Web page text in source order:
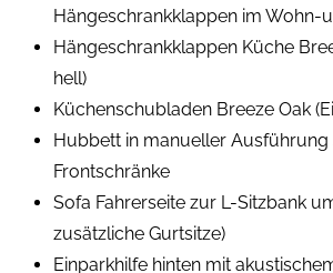
Hängeschrankklappen im Wohn-
Hängeschrankklappen Küche
hell)
Küchenschubladen Breeze Oak
Hubbett in manueller Ausführung
Frontschränke
Sofa Fahrerseite zur L-Sitzbank
zusätzliche Gurtsitze)
Einparkhilfe hinten mit